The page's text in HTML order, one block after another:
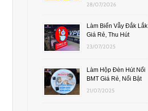
28/07/2026
Làm Biển Vẫy Đắk Lắk
Giá Rẻ, Thu Hút
23/07/2025
Làm Hộp Đèn Hút Nổi
BMT Giá Rẻ, Nổi Bật
21/07/2025